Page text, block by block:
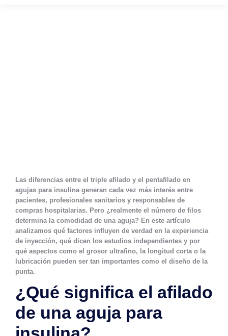
Las diferencias entre el triple afilado y el pentafilado en
agujas para insulina generan cada vez más interés entre
pacientes, profesionales sanitarios y responsables de
compras hospitalarias. Pero ¿realmente el número de filos
determina la comodidad de una aguja? En este artículo
analizamos qué factores influyen de verdad en la experiencia
de inyección, qué dicen los estudios independientes y por
qué aspectos como el grosor ultrafino, la longitud corta o la
lubricación pueden ser tan importantes como el diseño de la
punta.
¿Qué significa el afilado
de una aguja para